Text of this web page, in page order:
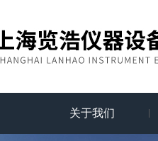
关于我们